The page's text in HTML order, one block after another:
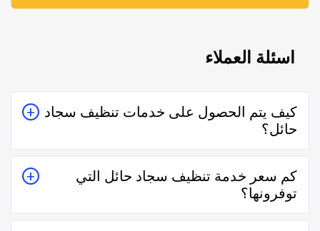
اسئلة العملاء
كيف يتم الحصول على خدمات تنظيف سجاد
حائل؟
يتم الحصول على خدمات تنظيف سجاد حائل من خلال
التواصل معه إما على الواتساب أو تليفونياً وطلب الخدمة
منه بعمل زيارة للمكان أو تقدير سعر الخدمة قبل الزيارة
والإتفاق.
كم سعر خدمة تنظيف سجاد حائل التي
توفرونها؟
تختلف اسعار خدمات تنظيف سجاد حائل وفقاً لعدة عناصر